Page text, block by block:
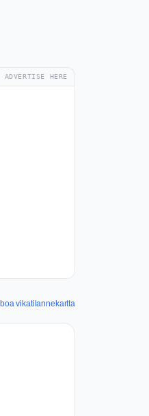
ADVERTISE HERE
vikatilannekartta